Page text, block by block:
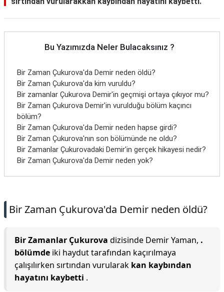
Bu Yazımızda Neler Bulacaksınız ?
Bir Zaman Çukurova'da Demir neden öldü?
Bir Zaman Çukurova'da kim vuruldu?
Bir zamanlar Çukurova Demir'in geçmişi ortaya çıkıyor mu?
Bir Zaman Çukurova Demir'in vurulduğu bölüm kaçıncı
bölüm?
Bir Zaman Çukurova'da Demir neden hapse girdi?
Bir Zaman Çukurova'nın son bölümünde ne oldu?
Bir Zamanlar Çukurovadaki Demir'in gerçek hikayesi nedir?
Bir Zaman Çukurova'da Demir neden yok?
Bir Zaman Çukurova'da Demir neden öldü?
Bir Zamanlar Çukurova dizisinde Demir Yaman, .
bölümde iki haydut tarafından kaçırılmaya
çalışılırken sırtından vurularak kan kaybından
hayatını kaybetti .